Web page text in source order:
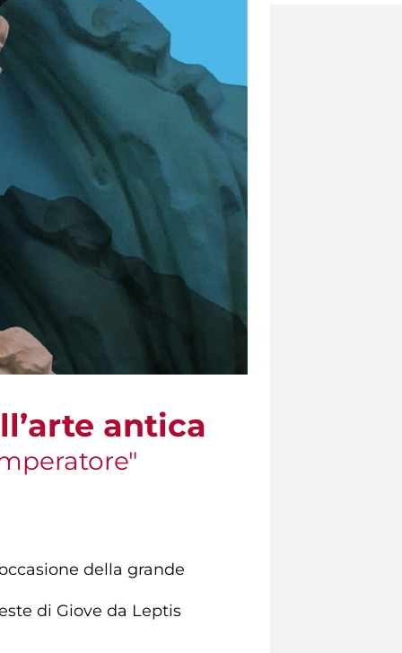
antica
della grande
di Giove da Leptis